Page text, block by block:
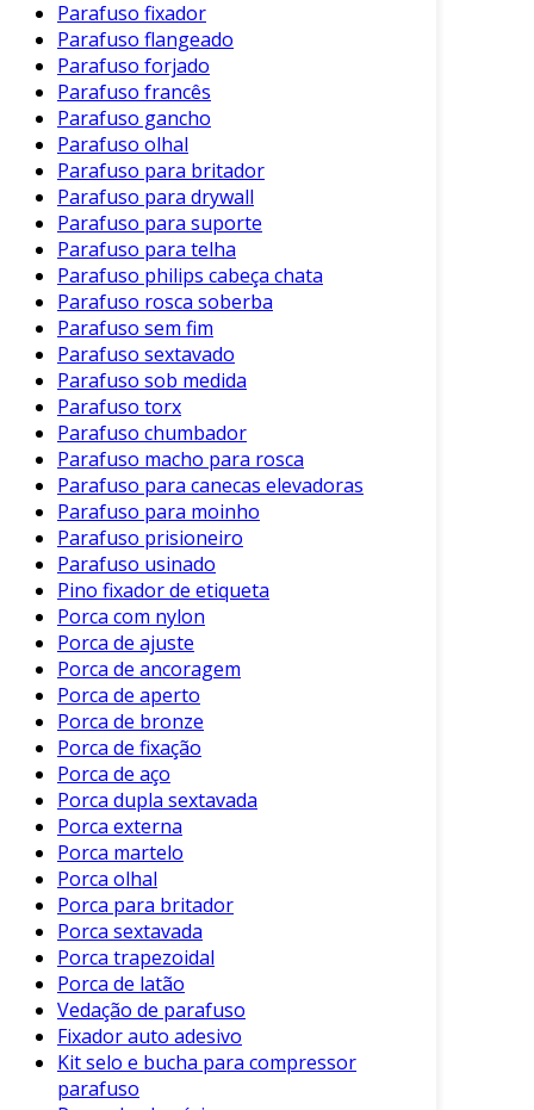
diversidade de aplicações industriais. Entre as
principais, podemos mencionar:
Construção Civil
estruturas metálicas e equipamentos.
Indústria Automotiva
motor e da montagem de chassis de
veículos.
Eletrônicos: Utilizados para montar
componentes em dispositivos eletrônicos.
Essas aplicações demonstram a versatilidade
dos parafusos de aço, que se adaptam a
diferentes necessidades.
Vantagens da Utilização de
Parafusos de Aço
A utilização de parafusos de aço traz diversos
benefícios, que contribuem para a eficiência e
segurança das operações. Dentre os principais
benefícios, podemos listar:
Custo-Benefício
utilizados, geralmente possuem um custo
acessível.
Força e resistência
importantes, aumentando a segurança
das estruturas.
Manutenção: Exigem pouca manutenção,
facilitando o processo de montagem e
desmontagem.
Essas vantagens fazem dos parafusos de aço
uma opção atrativa para empresas de diversas
áreas.
Cuidados na Utilização
Embora os parafusos de aço ofereçam muitos
Parafuso fixador
Parafuso flangeado
Parafuso forjado
Parafuso francês
Parafuso gancho
Parafuso olhal
Parafuso para britador
Parafuso para drywall
Parafuso para suporte
Parafuso para telha
Parafuso philips cabeça chata
Parafuso rosca soberba
Parafuso sem fim
Parafuso sextavado
Parafuso sob medida
Parafuso torx
Parafuso chumbador
Parafuso macho para rosca
Parafuso para canecas elevadoras
Parafuso para moinho
Parafuso prisioneiro
Parafuso usinado
Pino fixador de etiqueta
Porca com nylon
Porca de ajuste
Porca de ancoragem
Porca de aperto
Porca de bronze
Porca de fixação
Porca de aço
Porca dupla sextavada
Porca externa
Porca martelo
Porca olhal
Porca para britador
Porca sextavada
Porca trapezoidal
Porca de latão
Vedação de parafuso
Fixador auto adesivo
Kit selo e bucha para compressor
parafuso